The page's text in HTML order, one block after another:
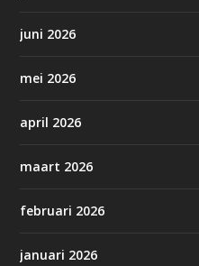
juni 2026
mei 2026
april 2026
maart 2026
februari 2026
januari 2026